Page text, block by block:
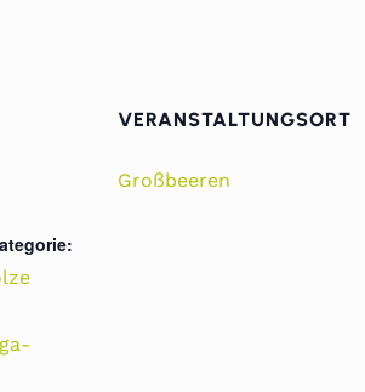
VERANSTALTUNGSORT
Großbeeren